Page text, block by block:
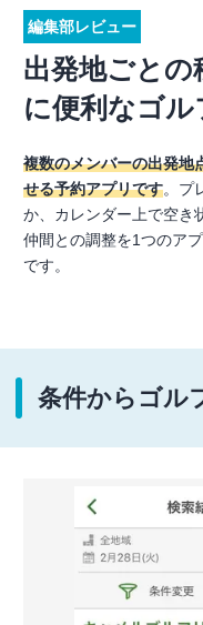
編集部レビュー
出発地ごと
に便利なゴル
複数のメンバーの出発地
せる予約アプリです。プ
か、カレンダー上で空き
仲間との調整を1つのア
です。
条件からゴル